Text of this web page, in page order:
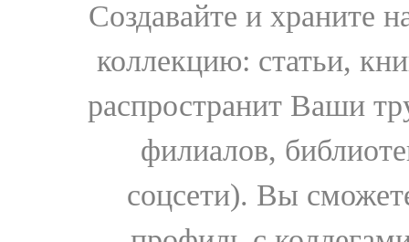
Создавайте и храните
коллекцию: статьи,
распространит Ваши
филиалов,
соцсети). Вы